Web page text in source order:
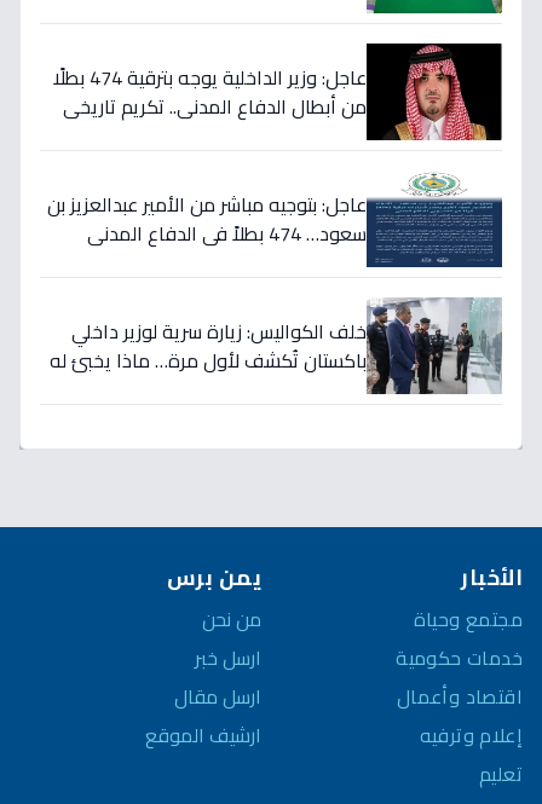
عاجل: وزير الداخلية يوجه بترقية 474 بطلًا
من أبطال الدفاع المدني.. تكريم تاريخي
عاجل: بتوجيه مباشر من الأمير عبدالعزيز بن
سعود… 474 بطلاً في الدفاع المدني
خلف الكواليس: زيارة سرية لوزير داخلي
باكستان تُكشف لأول مرة… ماذا يخبئ له
الأخبار
مجتمع وحياة
خدمات حكومية
اقتصاد وأعمال
إعلام وترفيه
تعليم
يمن برس
من نحن
ارسل خبر
ارسل مقال
ارشيف الموقع